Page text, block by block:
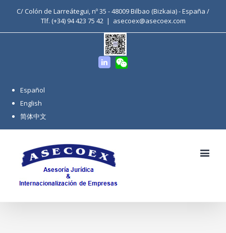
C/ Colón de Larreátegui, nº 35 - 48009 Bilbao (Bizkaia) - España /
Tlf. (+34) 94 423 75 42 | asecoex@asecoex.com
Linkedin
WeChat
Español
English
简体中文